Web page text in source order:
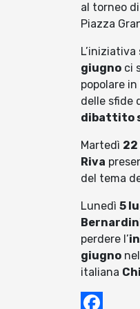
al torneo
Piazza
L’iniziativa
giugno ci
popolare
delle sfide
dibattito
Martedì
Riva
del tema
Lunedì 5
perdere l’
giugno
italiana